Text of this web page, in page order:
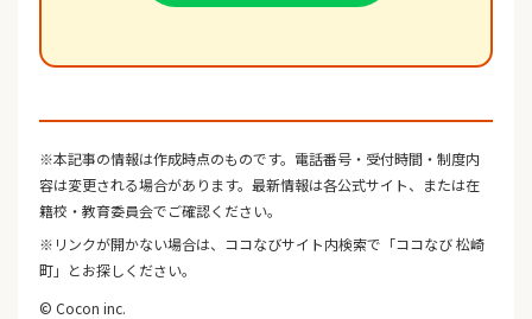
※本記事の情報は作成時点のものです。電話番号・受付時間・制度内
容は変更される場合があります。最新情報は各公式サイト、または在
籍校・教育委員会でご確認ください。
※リンクが開かない場合は、ココなびサイト内検索で「ココなび 松崎
町」とお探しください。
© Cocon inc.